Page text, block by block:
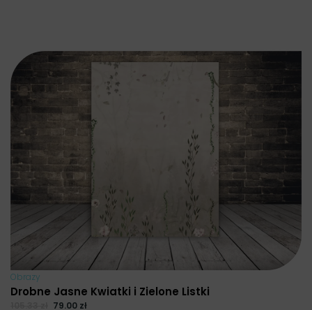
Obrazy
Drobne Jasne Kwiatki i Zielone Listki
79.00 zł